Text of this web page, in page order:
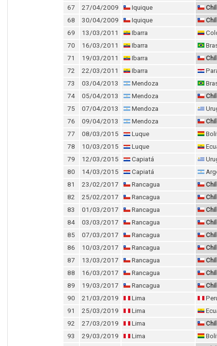
67
27/04/2009 Iquique
68
30/04/2009 Iquique
69
13/03/2011 Ibarra
70
16/03/2011 Ibarra
71
19/03/2011 Ibarra
72
22/03/2011 Ibarra
73
03/04/2013 Mendoza
74
05/04/2013 Mendoza
75
07/04/2013 Mendoza
76
09/04/2013 Mendoza
77
08/03/2015 Luque
78
10/03/2015 Luque
79
12/03/2015 Capiatá
80
14/03/2015 Capiatá
81
23/02/2017 Rancagua
82
25/02/2017 Rancagua
83
01/03/2017 Rancagua
84
03/03/2017 Rancagua
85
07/03/2017 Rancagua
86
10/03/2017 Rancagua
87
13/03/2017 Rancagua
88
16/03/2017 Rancagua
89
19/03/2017 Rancagua
90
21/03/2019 Lima
91
25/03/2019 Lima
92
27/03/2019 Lima
93
29/03/2019 Lima